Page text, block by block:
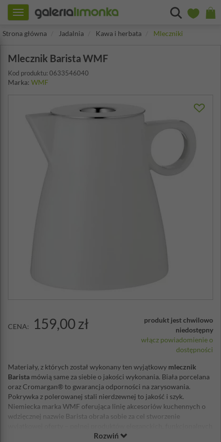
Toggle
navigation
Strona główna
Jadalnia Kawa i herbata Mleczniki
Mlecznik Barista WMF
Kod produktu: 0633546040
Marka: WMF
CENA: 159,00 zł
produkt jest chwilowo
niedostępny
włącz powiadomienie o
dostępności
Materiały, z których został wykonany ten wyjątkowy mlecznik
Barista mówią same za siebie o jakości wykonania. Biała porcelana
oraz Cromargan® to gwarancja odporności na zarysowania.
Pokrywka z polerowanej stali nierdzewnej to jakość i szyk.
Niemiecka marka WMF oferująca linię akcesoriów kuchennych o
wdzięcznej nazwie Barista obrała sobie za cel stworzenie
i niezawodnych w domowym wyposażeniu. Jednak prezentowany
Rozwiń